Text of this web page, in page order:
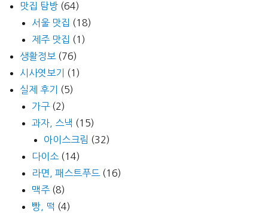
맛집 탐방 (64)
서울 맛집 (18)
제주 맛집 (1)
생활정보 (76)
시사엿보기
(1)
실제 후기
(5)
가구 (2)
과자, 스낵 (15)
아이스크림 (32)
다이소 (14)
라면, 패스트푸드 (16)
맥주 (8)
빵, 떡 (4)